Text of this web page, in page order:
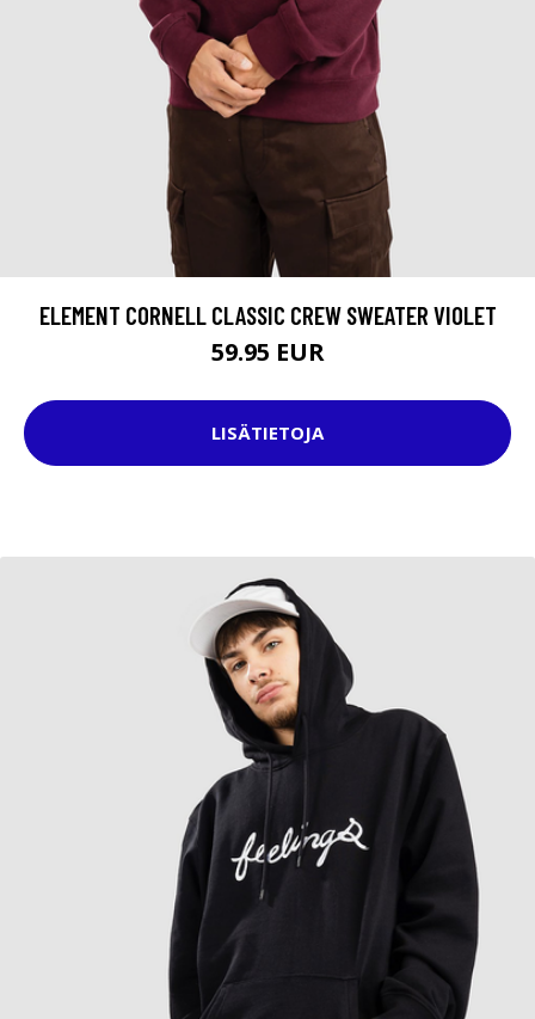
ELEMENT CORNELL CLASSIC CREW SWEATER VIOLET
59.95 EUR
LISÄTIETOJA